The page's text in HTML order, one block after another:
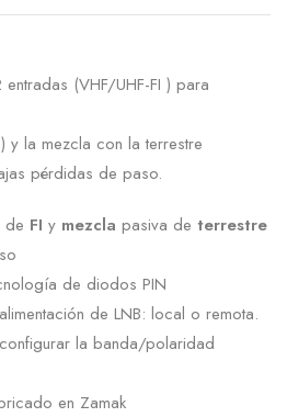
(VHF/UHF-FI ) para
y la mezcla con la terrestre
pérdidas de paso.
de FI y mezcla pasiva de terrestre
de diodos PIN
de LNB: local o remota.
la banda/polaridad
en Zamak